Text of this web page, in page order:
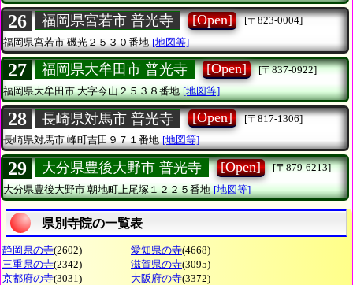
26 福岡県宮若市 普光寺 [Open]
[〒823-0004]
福岡県宮若市 磯光２５３０番地 [地図等]
27 福岡県大牟田市 普光寺 [Open]
[〒837-0922]
福岡県大牟田市大字今山２５３８番地 [地図等]
28 長崎県対馬市 普光寺 [Open]
[〒817-1306]
長崎県対馬市峰町吉田９７１番地 [地図等]
29 大分県豊後大野市 普光寺 [Open]
[〒879-6213]
大分県豊後大野市朝地町上尾塚１２２５番地 [地図等]
県別寺院の一覧表
静岡県の寺(2602) 愛知県の寺(4668)
三重県の寺(2342) 滋賀県の寺(3095)
京都府の寺(3031) 大阪府の寺(3372)